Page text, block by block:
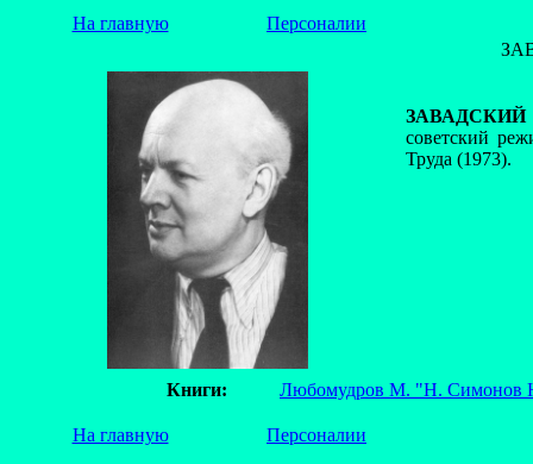
На главную
Персоналии
ЗАВАДСКИЙ
советский
Труда (1973).
Книги: Любомудров М. "Н. Симонов
На главную Персоналии